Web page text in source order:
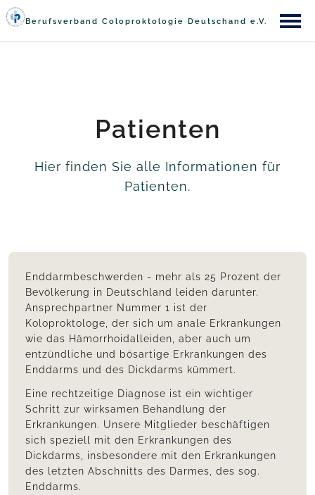
Berufsverband Coloproktologie Deutschand e.V.
Patienten
Hier finden Sie alle Informationen für
Patienten.
Enddarmbeschwerden - mehr als 25 Prozent der
Bevölkerung in Deutschland leiden darunter.
Ansprechpartner Nummer 1 ist der
Koloproktologe, der sich um anale Erkrankungen
wie das Hämorrhoidalleiden, aber auch um
entzündliche und bösartige Erkrankungen des
Enddarms und des Dickdarms kümmert.
Eine rechtzeitige Diagnose ist ein wichtiger
Schritt zur wirksamen Behandlung der
Erkrankungen. Unsere Mitglieder beschäftigen
sich speziell mit den Erkrankungen des
Dickdarms, insbesondere mit den Erkrankungen
des letzten Abschnitts des Darmes, des sog.
Enddarms.